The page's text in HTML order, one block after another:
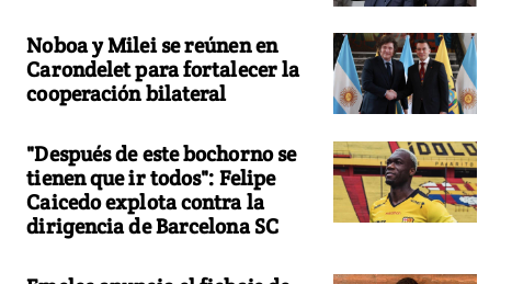
Noboa y Milei se reúnen en
Carondelet para fortalecer la
cooperación bilateral
"Después de este bochorno se
tienen que ir todos": Felipe
Caicedo explota contra la
dirigencia de Barcelona SC